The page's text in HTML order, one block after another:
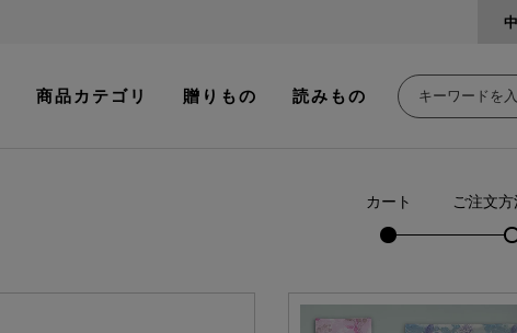
商品カテゴリ 贈りもの 読みもの
カート ご注文